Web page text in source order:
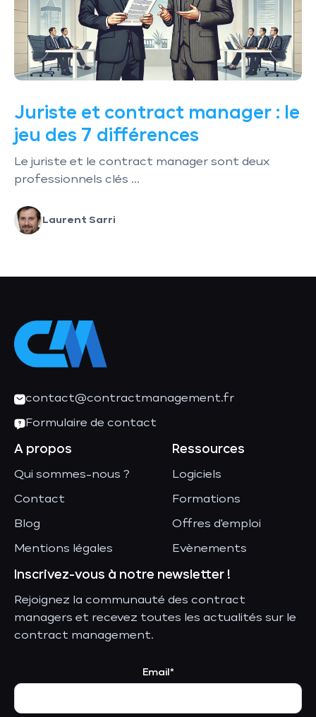
Juriste et contract manager : le
jeu des 7 différences
Le juriste et le contract manager sont deux
professionnels clés ...
Laurent Sarri
contact@contractmanagement.fr
Formulaire de contact
A propos
Qui sommes-nous ?
Contact
Blog
Mentions légales
Ressources
Logiciels
Formations
Offres d'emploi
Evènements
Inscrivez-vous à notre newsletter !
Rejoignez la communauté des contract
managers et recevez toutes les actualités sur le
contract management.
Email*